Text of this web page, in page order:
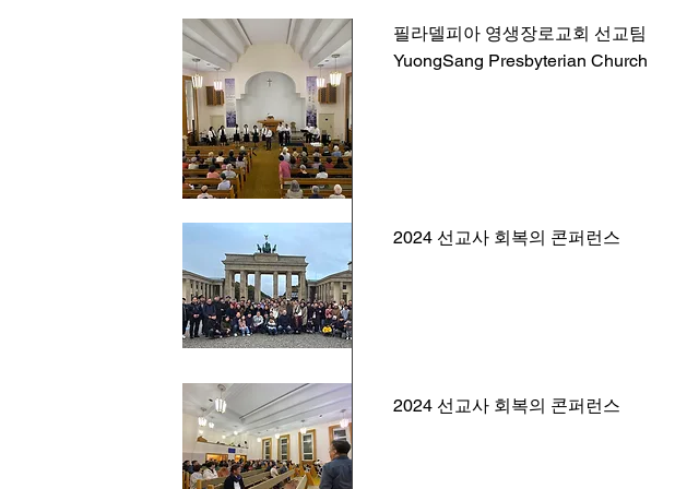
필라델피아 영생장로교회 선교팀
YuongSang Presbyterian Church
2024 선교사 회복의 콘퍼런스
2024 선교사 회복의 콘퍼런스